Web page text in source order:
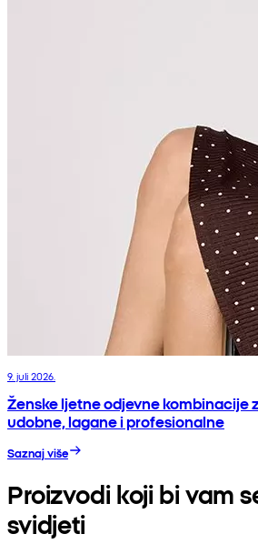
9. juli 2026.
Ženske ljetne odjevne kombinacije
udobne, lagane i profesionalne
Saznaj više
Proizvodi koji bi vam
svidjeti